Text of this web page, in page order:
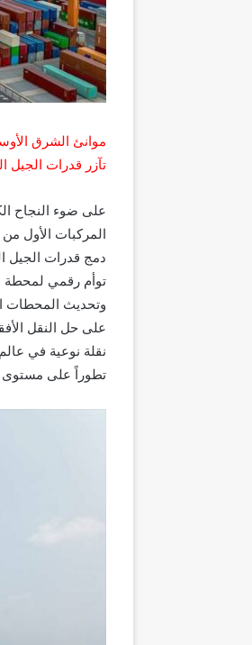
موانئ الشرق
تآزر قدرات الجيل
على ضوء النجاح
المركبات الأول
دمج قدرات الجيل
توأم رقمي لمحطة
وتحديث المحطات
على حل النقل
نقلة نوعية في عالم
تطوراً على مستوى